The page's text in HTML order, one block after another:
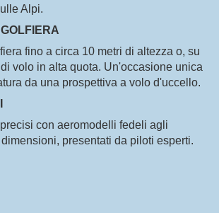
Alpi.
fino a circa 10 metri di altezza o, su
volo in alta quota. Un'occasione unica
da una prospettiva a volo d'uccello.
con aeromodelli fedeli agli
presentati da piloti esperti.